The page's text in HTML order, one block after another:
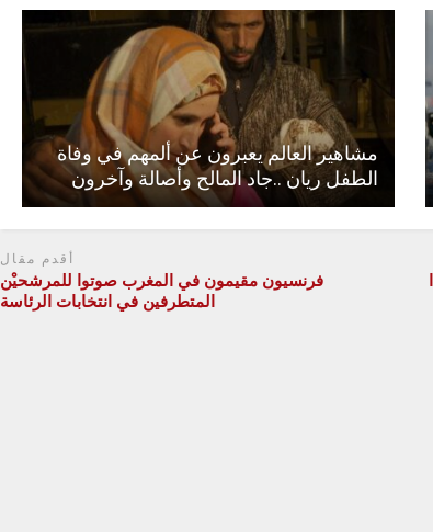
مشاهير العالم يعبرون عن ألمهم في وفاة
الطفل ريان ..جاد المالح وأصالة وآخرون
أقدم مقال
فرنسيون مقيمون في المغرب صوتوا للمرشحيْن
المتطرفين في انتخابات الرئاسة